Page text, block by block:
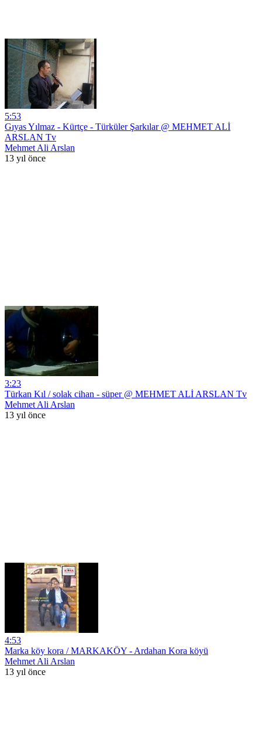
5:53
Gıyas Yılmaz - Kürtçe - Türküler Şarkılar @ MEHMET ALİ
ARSLAN Tv
Mehmet Ali Arslan
13 yıl önce
3:23
Türkan Kıl / solak cihan - süper @ MEHMET ALİ ARSLAN Tv
Mehmet Ali Arslan
13 yıl önce
4:53
Marka köy kora / MARKAKÖY - Ardahan Kora köyü
Mehmet Ali Arslan
13 yıl önce